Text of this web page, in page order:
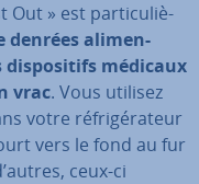
Out » est par­ti­cu­liè­
denrées ali­men­
dis­po­si­tifs médicaux
vrac. Vous utilisez
votre ré­fri­gé­ra­teur
vers le fond au fur
ceux-ci